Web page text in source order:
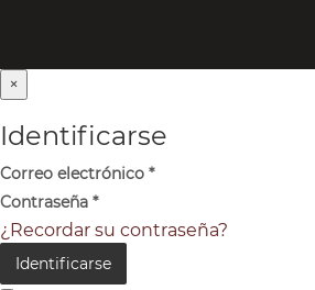
×
Identificarse
Correo electrónico *
Contraseña *
¿Recordar su contraseña?
Identificarse